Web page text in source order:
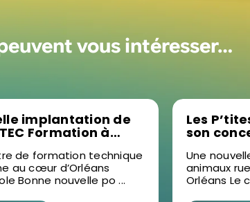
vous intéresser…
implantation de
Formation à
professionnelle
Loiret
de formation technique
au cœur d’Orléans
Bonne nouvelle po ...
Les
son
Une
animaux
Orléans Le